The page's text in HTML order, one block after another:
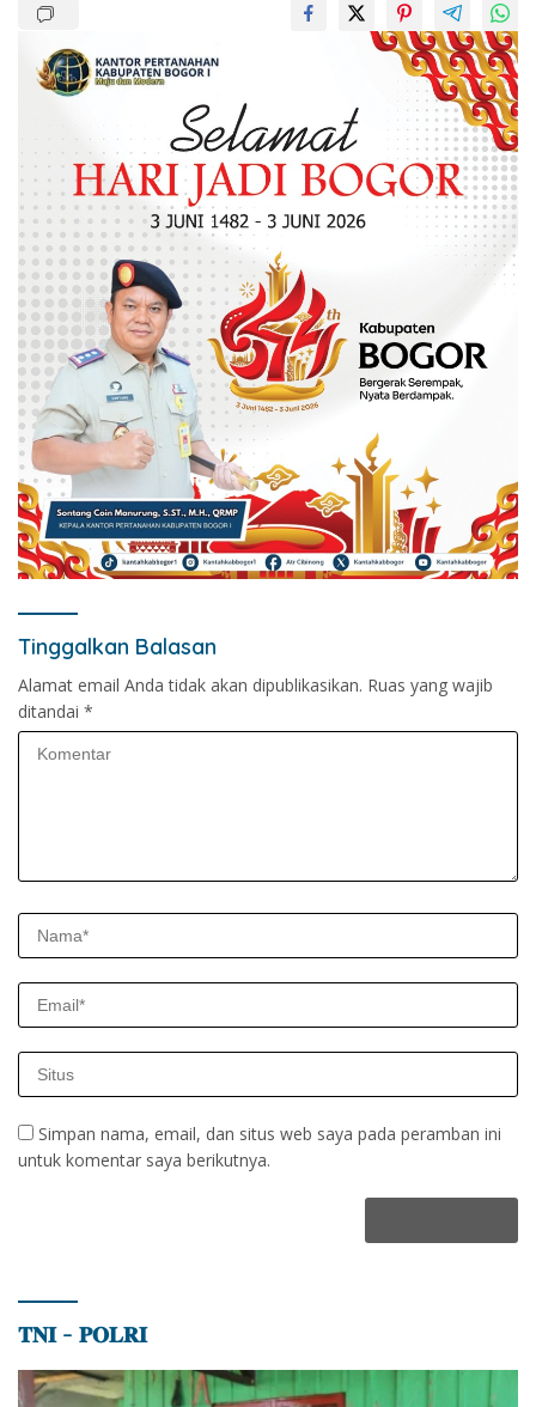
Tinggalkan Balasan
Alamat email Anda tidak akan dipublikasikan. Ruas yang wajib
ditandai *
Simpan nama, email, dan situs web saya pada peramban ini
untuk komentar saya berikutnya.
𝐓𝐍𝐈 – 𝐏𝐎𝐋𝐑𝐈